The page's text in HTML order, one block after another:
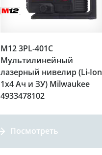
M12 3PL-401C
Мультилинейный
лазерный нивелир (Li-Ion
1х4 Ач и ЗУ) Milwaukee
4933478102
Посмотреть